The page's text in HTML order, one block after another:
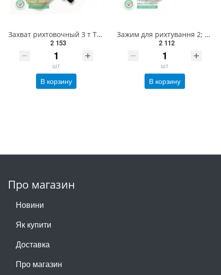
Захват рихтовочный 3 т TOPTUL JFDB0103
2 153
шт
В корзину
Зажим для рихтування 2; 3 т TOPTUL JFDF0203
2 112
шт
В корзину
Про магазин
Новини
Як купити
Доставка
Про магазин